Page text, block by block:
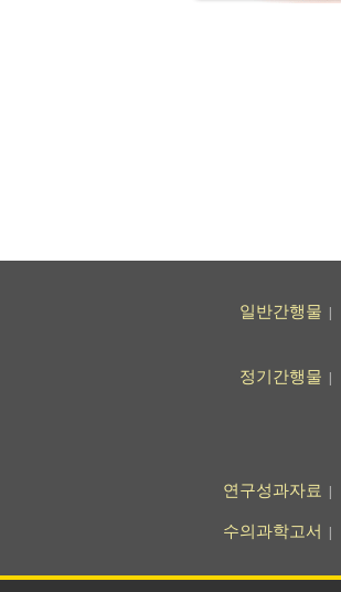
일반간행물
정기간행물
연구성과자료
수의과학고서